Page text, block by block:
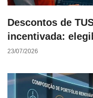
Descontos de
incentivada:
23/07/2026